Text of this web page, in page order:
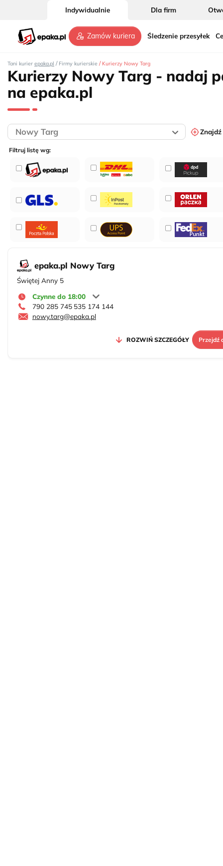
Indywidualnie Dla firm
Zamów kuriera Śledzenie przesyłek
Tani kurier epaka.pl / Firmy kurierskie / Kurierzy Nowy Targ
Kurierzy Nowy Targ - nadaj
na epaka.pl
Filtruj listę wg:
epaka.pl Nowy Targ
Świętej Anny 5
Czynne do 18:00
790 285 745 535 174 144
nowy.targ@epaka.pl
ROZWIŃ SZCZEGÓŁY Przejdź